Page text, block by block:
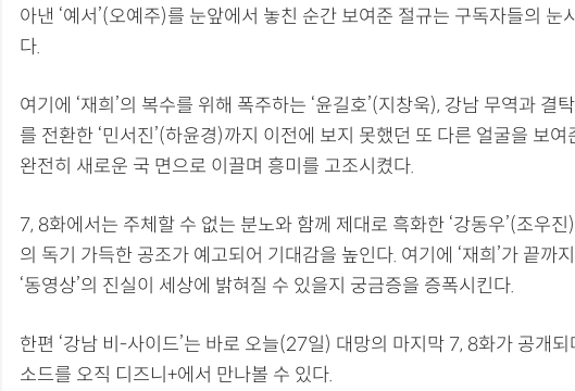
아낸 ‘예서’(오예주)를 눈앞에서 놓친 순간 보여준 절규는 구독자들의 눈
다.
여기에 ‘재희’의 복수를 위해 폭주하는 ‘윤길호’(지창욱), 강남 무역과 결
를 전환한 ‘민서진’(하윤경)까지 이전에 보지 못했던 또 다른 얼굴을 보
완전히 새로운 국 면으로 이끌며 흥미를 고조시켰다.
7, 8화에서는 주체할 수 없는 분노와 함께 제대로 흑화한 ‘강동우’(조우진
의 독기 가득한 공조가 예고되어 기대감을 높인다. 여기에 ‘재희’가 끝까
‘동영상’의 진실이 세상에 밝혀질 수 있을지 궁금증을 증폭시킨다.
한편 ‘강남 비-사이드’는 바로 오늘(27일) 대망의 마지막 7, 8화가 공개되
소드를 오직 디즈니+에서 만나볼 수 있다.